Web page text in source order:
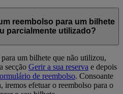
reembolso para um bilhete
parcialmente utilizado?
um bilhete que não utilizou,
secção Gerir a sua reserva e depois
de reembolso. Consoante
iremos efetuar o reembolso para o